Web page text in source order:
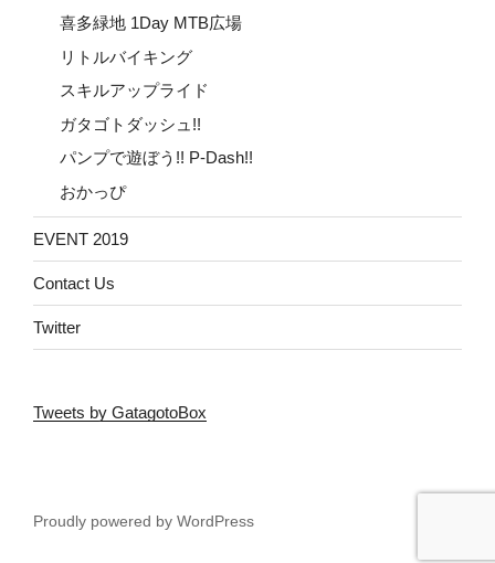
喜多緑地 1Day MTB広場
リトルバイキング
スキルアップライド
ガタゴトダッシュ!!
パンプで遊ぼう!! P-Dash!!
おかっぴ
EVENT 2019
Contact Us
Twitter
Tweets by GatagotoBox
Proudly powered by WordPress